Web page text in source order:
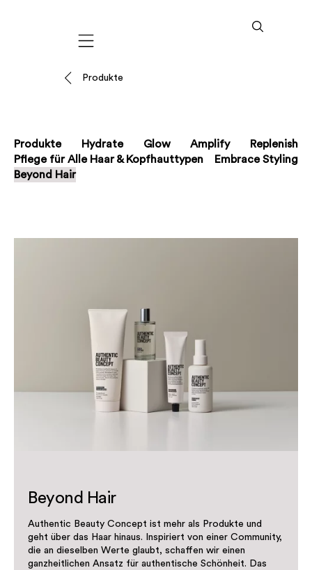
Mobile navigation
Produkte
Produkte Hydrate Glow Amplify
Replenish
Pflege für Alle Haar & Kopfhauttypen
Embrace Styling
Beyond Hair
Beyond Hair
Authentic Beauty Concept ist mehr als Produkte und
geht über das Haar hinaus. Inspiriert von einer Community,
die an dieselben Werte glaubt, schaffen wir einen
ganzheitlichen Ansatz für authentische Schönheit. Das